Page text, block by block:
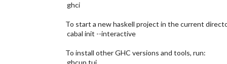
ghci
To start a new haskell project in the current
cabal init --interactive
To install other GHC versions and tools, run:
ghcup tui